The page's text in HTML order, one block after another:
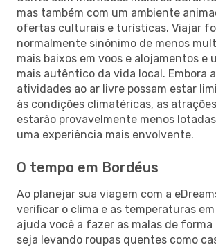
mas também com um ambiente
ofertas culturais e turísticas. Viajar
normalmente sinónimo de menos
mais baixos em voos e alojamentos e
mais autêntico da vida local. Embora
atividades ao ar livre possam estar
às condições climatéricas, as
estarão provavelmente menos
uma experiência mais envolvente.
O tempo em Bordéus
Ao planejar sua viagem com a
verificar o clima e as temperaturas
ajuda você a fazer as malas de
seja levando roupas quentes como